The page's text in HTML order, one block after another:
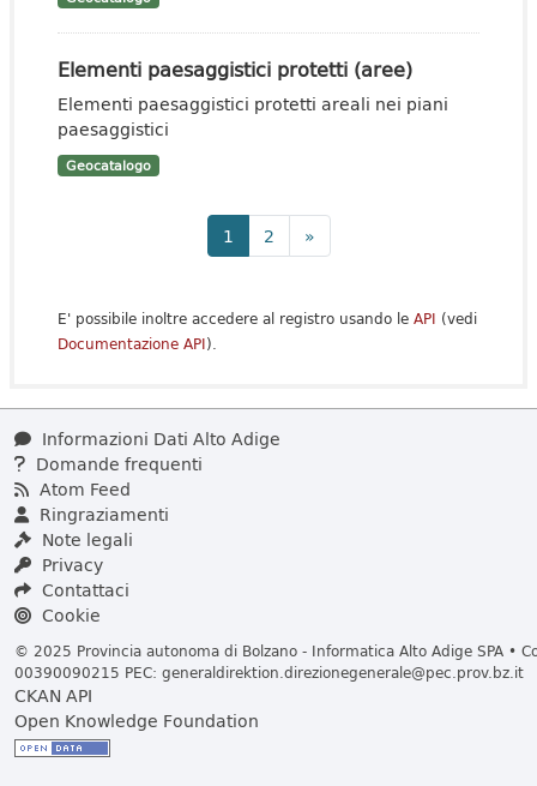
Elementi paesaggistici protetti (aree)
Elementi paesaggistici protetti areali nei piani
paesaggistici
Geocatalogo
1 2 »
E' possibile inoltre accedere al registro usando le API (vedi
Documentazione API).
Informazioni Dati Alto Adige
Domande frequenti
Atom Feed
Ringraziamenti
Note legali
Privacy
Contattaci
Cookie
© 2025 Provincia autonoma di Bolzano - Informatica Alto Adige SPA •
00390090215 PEC: generaldirektion.direzionegenerale@pec.prov.bz.it
CKAN API
Open Knowledge Foundation